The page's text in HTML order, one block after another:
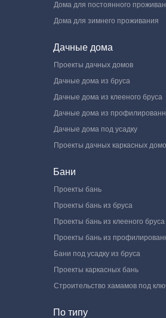
Дома для постоянного
Дома для зимнего проживания
Дачные дома
Проекты дачных домов
Дачные дома из бруса
Дачные дома из клееного бруса
Дачные дома из
Дачные дома под усадку
Проекты дачных каркасных
Бани
Проекты бань
Проекты бань из бруса
Проекты бань из клееного бруса
Проекты бань из
Бани под усадку из бруса
Проекты каркасных бань
Строительство хамамов под
По типу